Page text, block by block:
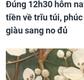
Đúng 12h30 hôm
tiền về trĩu túi,
giàu sang no đủ